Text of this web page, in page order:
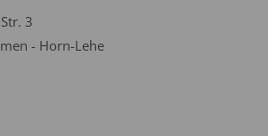
3
- Horn-Lehe